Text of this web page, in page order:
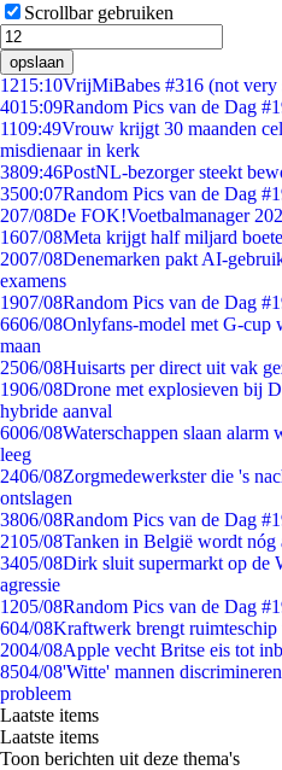
Scrollbar gebruiken
opslaan
1215:10VrijMiBabes #316 (not
4015:09Random Pics van de Dag
1109:49Vrouw krijgt 30 maanden
misdienaar in kerk
3809:46PostNL-bezorger steekt
3500:07Random Pics van de Dag
207/08De FOK!Voetbalmanager
1607/08Meta krijgt half miljard
2007/08Denemarken pakt AI-
examens
1907/08Random Pics van de Dag
6606/08Onlyfans-model met G-cup
maan
2506/08Huisarts per direct uit vak
1906/08Drone met explosieven bij
hybride aanval
6006/08Waterschappen slaan alarm
leeg
2406/08Zorgmedewerkster die 's
ontslagen
3806/08Random Pics van de Dag
2105/08Tanken in België wordt nóg
3405/08Dirk sluit supermarkt op de
agressie
1205/08Random Pics van de Dag
604/08Kraftwerk brengt ruimteschip
2004/08Apple vecht Britse eis tot
8504/08'Witte' mannen
probleem
Laatste items
Laatste items
Toon berichten uit deze thema's